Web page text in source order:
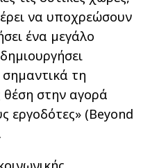
να υποχρεώσουν
ένα μεγάλο
τη
θέση στην αγορά
εργοδότες» (Beyond